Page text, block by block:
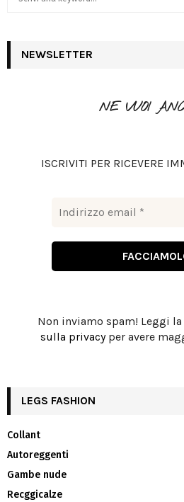
h
NEWSLETTER
NE VUOI
ISCRIVITI PER RICEVERE
Non inviamo spam! Leggi
sulla privacyper avere
LEGS FASHION
Collant
Autoreggenti
Gambe nude
Recggicalze